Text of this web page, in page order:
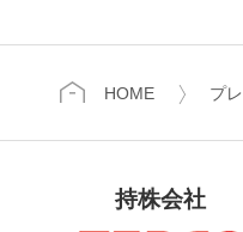
HOME プ
持株会社